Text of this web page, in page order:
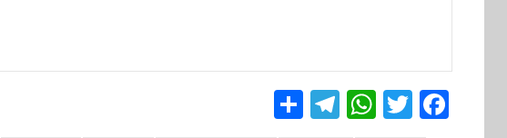
Facebook
Twitter
WhatsApp
Telegram